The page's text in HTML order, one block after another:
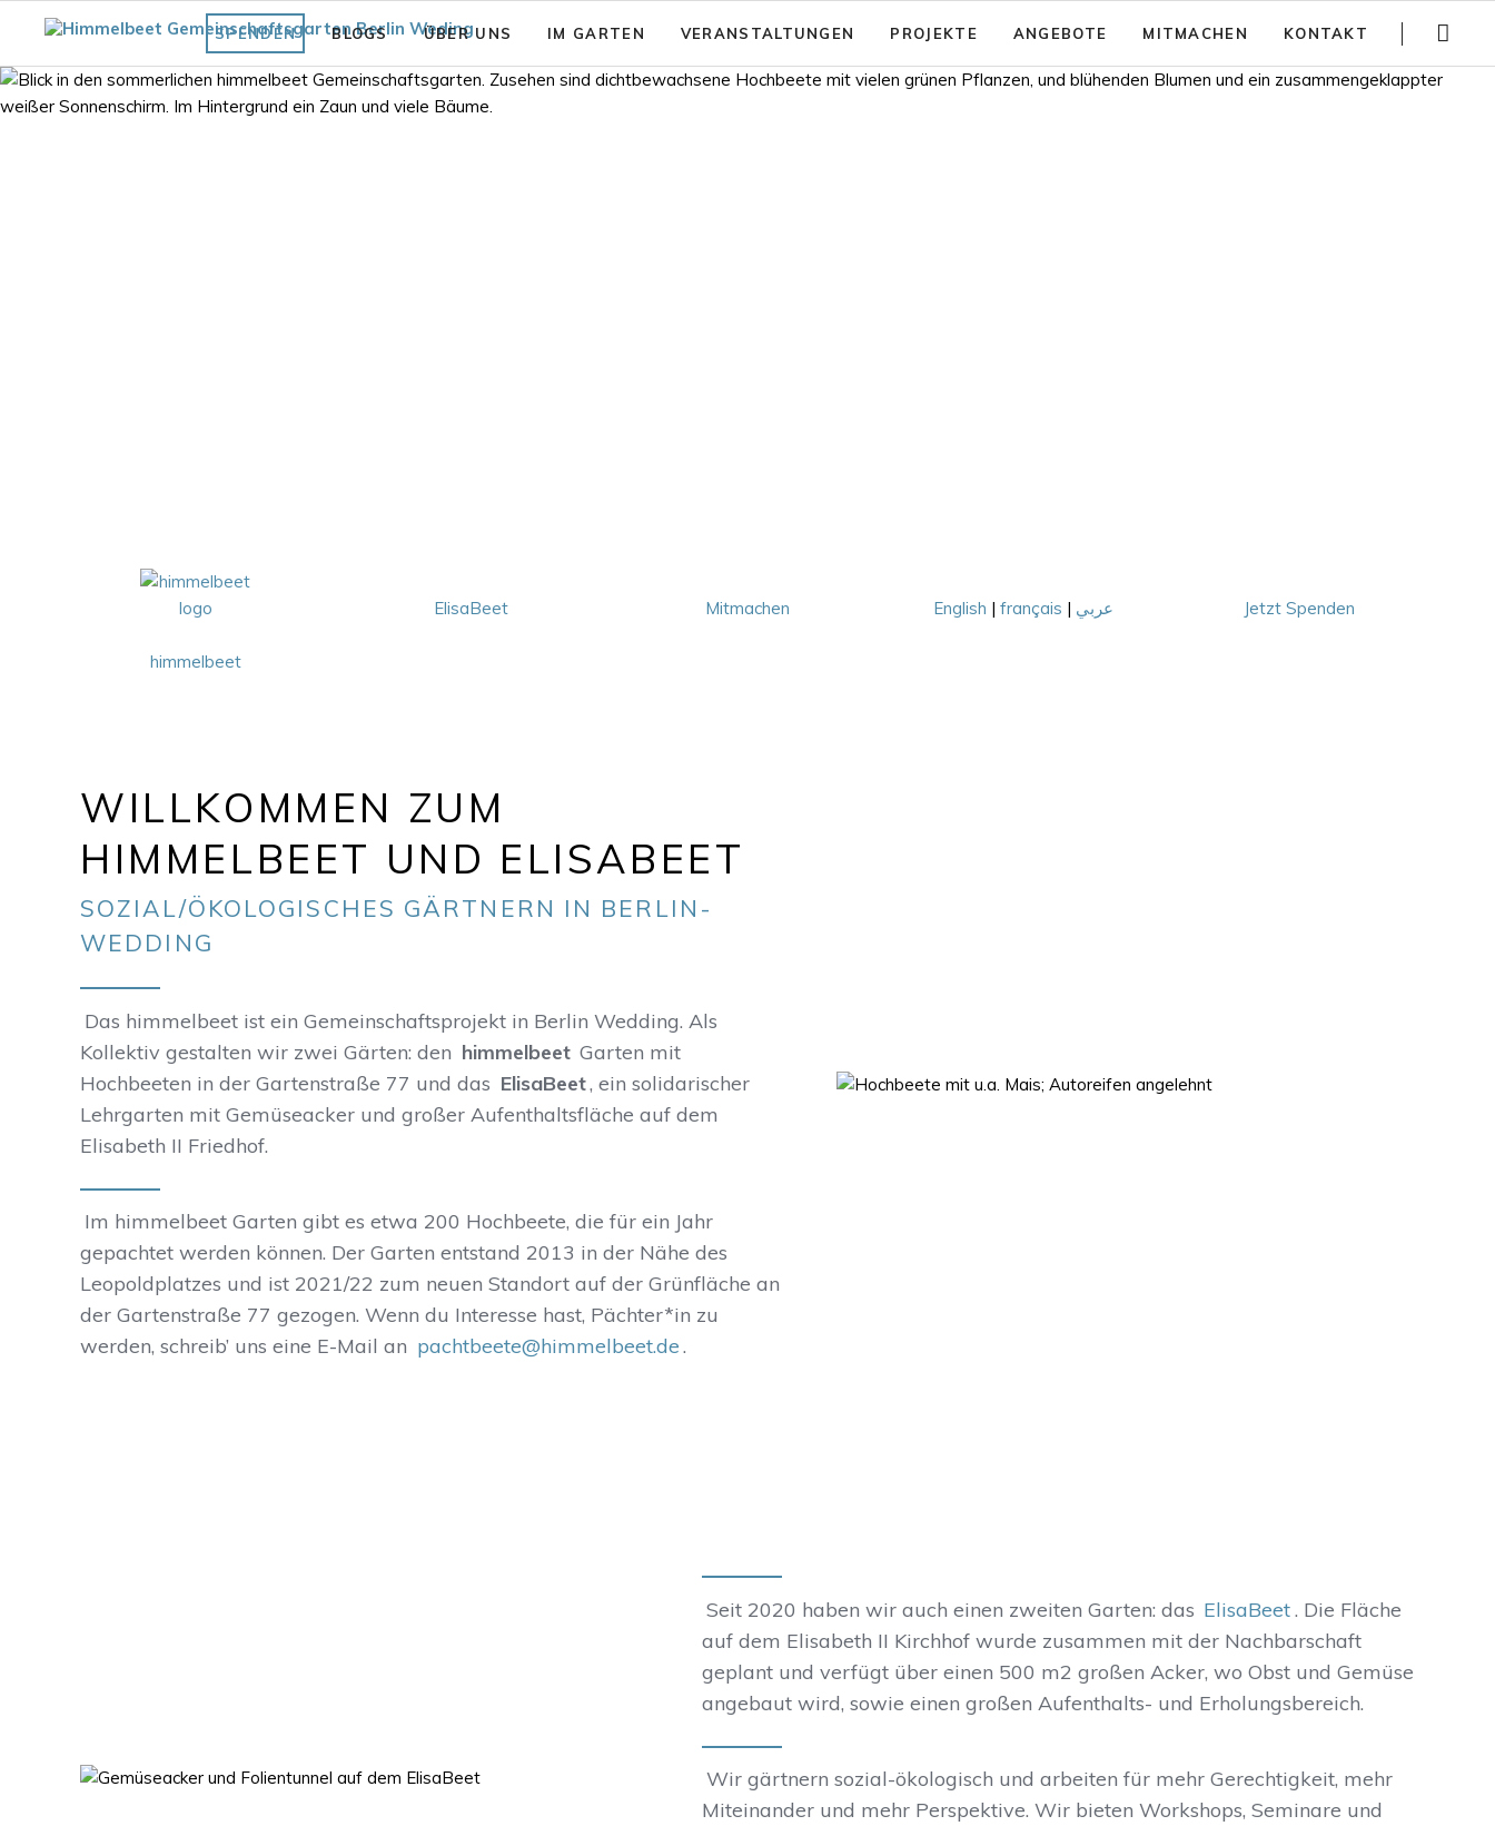
überspringen
SPENDEN BLOGS
Fläche
ÜBER UNS
Unsere Vision: Das gute Leben für Alle
IM GARTEN
Garten - Café
VERANSTALTUNGEN PROJEKTE ANGEBOTE
Gartenführungen
MITMACHEN KONTAKT
Spenden
himmelbeet
ElisaBeet Mitmachen English | français | عربي Jetzt Spenden
WILLKOMMEN ZUM
HIMMELBEET UND ELISABEET
SOZIAL/ÖKOLOGISCHES GÄRTNERN IN BERLIN-
WEDDING
Das himmelbeet ist ein Gemeinschaftsprojekt in Berlin Wedding. Als
Kollektiv gestalten wir zwei Gärten: den himmelbeet Garten mit
Hochbeeten in der Gartenstraße 77 und das ElisaBeet, ein solidarischer
Lehrgarten mit Gemüseacker und großer Aufenthaltsfläche auf dem
Elisabeth II Friedhof.
Im himmelbeet Garten gibt es etwa 200 Hochbeete, die für ein Jahr
gepachtet werden können. Der Garten entstand 2013 in der Nähe des
Leopoldplatzes und ist 2021/22 zum neuen Standort auf der Grünfläche an
der Gartenstraße 77 gezogen. Wenn du Interesse hast, Pächter*in zu
werden, schreib’ uns eine E-Mail an pachtbeete@himmelbeet.de.
Seit 2020 haben wir auch einen zweiten Garten: das ElisaBeet. Die Fläche
auf dem Elisabeth II Kirchhof wurde zusammen mit der Nachbarschaft
geplant und verfügt über einen 500 m2 großen Acker, wo Obst und Gemüse
angebaut wird, sowie einen großen Aufenthalts- und Erholungsbereich.
Wir gärtnern sozial-ökologisch und arbeiten für mehr Gerechtigkeit, mehr
Miteinander und mehr Perspektive. Wir bieten Workshops, Seminare und